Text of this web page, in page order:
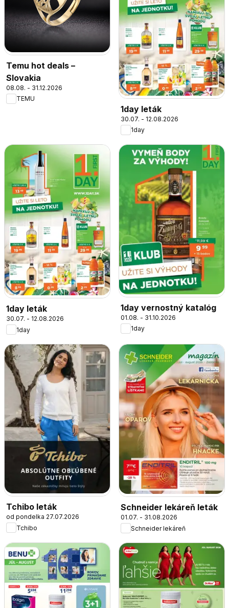
Temu hot deals –
Slovakia
08.08. - 31.12.2026
TEMU
1day leták
30.07. - 12.08.2026
1day
1day leták
30.07. - 12.08.2026
1day
1day vernostný katalóg
01.08. - 31.10.2026
1day
Tchibo leták
od pondelka 27.07.2026
Tchibo
Schneider lekáreň leták
01.07. - 31.08.2026
Schneider lekáreň